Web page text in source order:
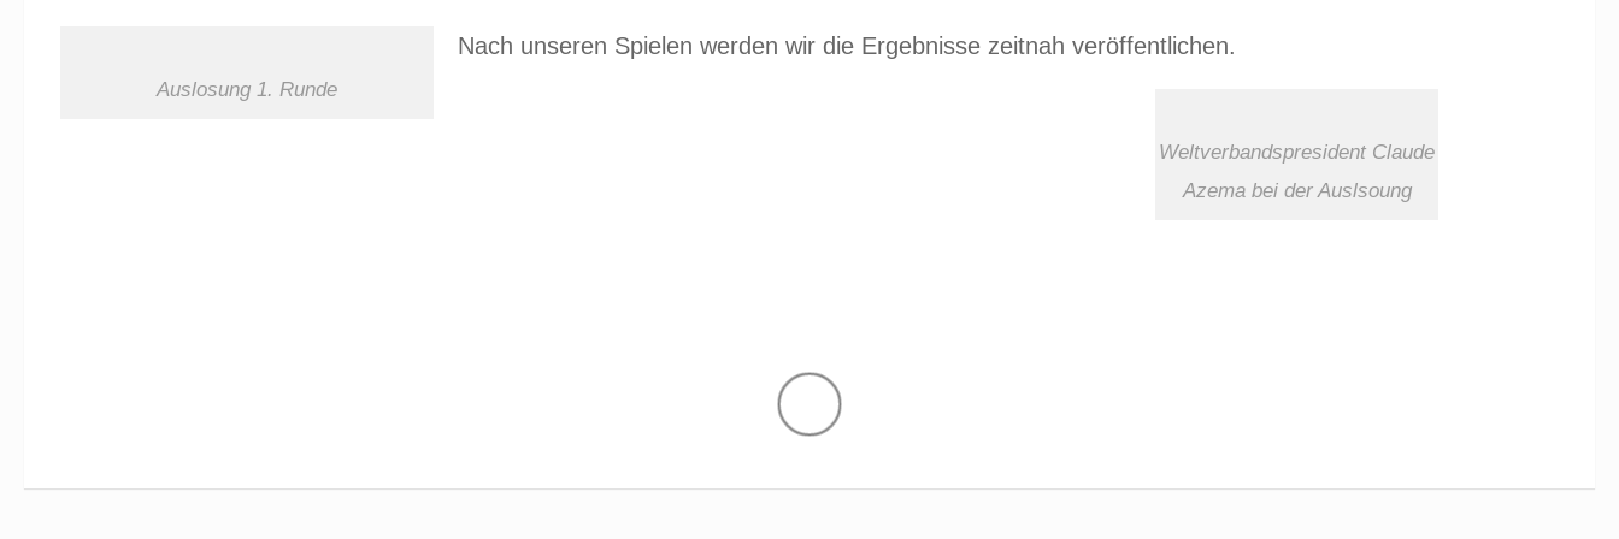
Auslosung 1. Runde
Nach unseren Spielen werden wir die Ergebnisse zeitnah veröffentlichen.
Weltverbandspresident Claude
Azema bei der Auslsoung